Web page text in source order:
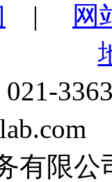
|
网
021-
有限